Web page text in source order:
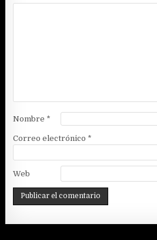
Nombre *
Correo electrónico *
Web